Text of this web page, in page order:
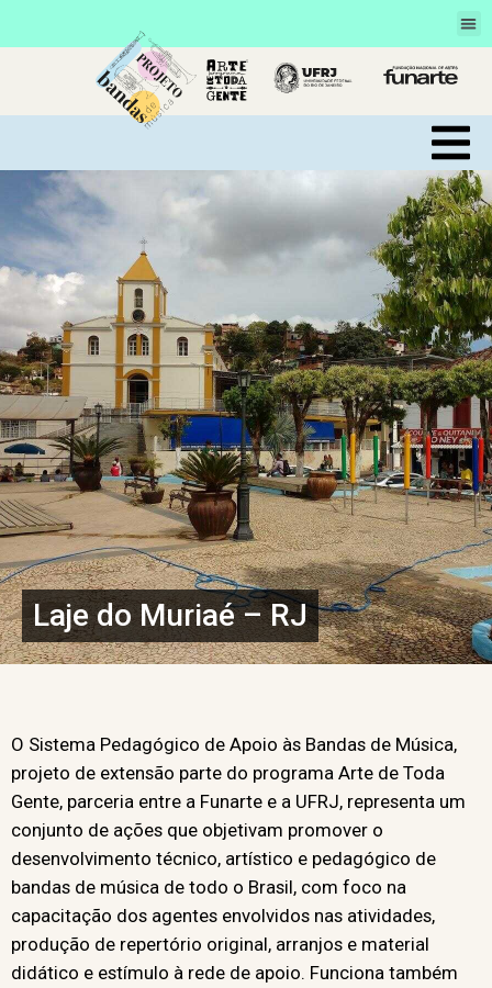
Laje do Muriaé – RJ
O Sistema Pedagógico de Apoio às Bandas de Música,
projeto de extensão parte do programa Arte de Toda
Gente, parceria entre a Funarte e a UFRJ, representa um
conjunto de ações que objetivam promover o
desenvolvimento técnico, artístico e pedagógico de
bandas de música de todo o Brasil, com foco na
capacitação dos agentes envolvidos nas atividades,
produção de repertório original, arranjos e material
didático e estímulo à rede de apoio. Funciona também